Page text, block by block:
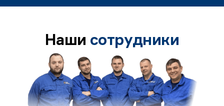
Наши сотрудники